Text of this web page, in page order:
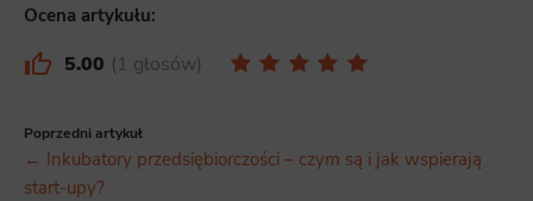
Ocena artykułu:
5.00 1 głosów
Poprzedni artykuł
← Inkubatory przedsiębiorczości – czym są i jak wspierają
start-upy?